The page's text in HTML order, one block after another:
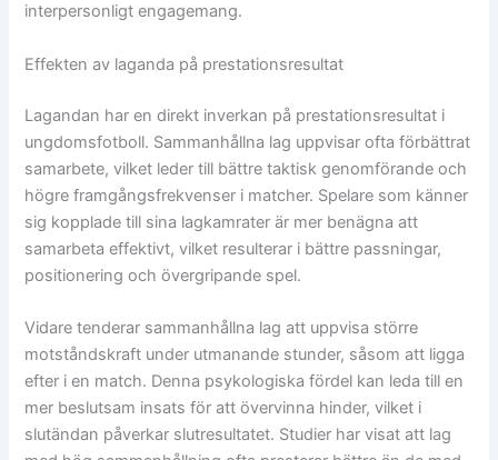
interpersonligt engagemang.
Effekten av laganda på prestationsresultat
Lagandan har en direkt inverkan på prestationsresultat i
ungdomsfotboll. Sammanhållna lag uppvisar ofta förbättrat
samarbete, vilket leder till bättre taktisk genomförande och
högre framgångsfrekvenser i matcher. Spelare som känner
sig kopplade till sina lagkamrater är mer benägna att
samarbeta effektivt, vilket resulterar i bättre passningar,
positionering och övergripande spel.
Vidare tenderar sammanhållna lag att uppvisa större
motståndskraft under utmanande stunder, såsom att ligga
efter i en match. Denna psykologiska fördel kan leda till en
mer beslutsam insats för att övervinna hinder, vilket i
slutändan påverkar slutresultatet. Studier har visat att lag